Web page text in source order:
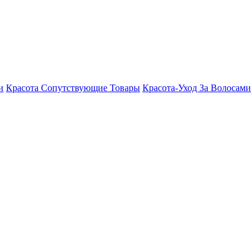
Красота Сопутствующие Товары Красота-Уход За Волосами